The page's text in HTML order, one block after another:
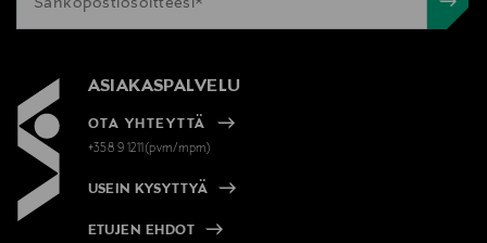
ASIAKASPALVELU
OTA YHTEYTTÄ
+358 9 1211(pvm/mpm)
USEIN KYSYTTYÄ
ETUJEN EHDOT